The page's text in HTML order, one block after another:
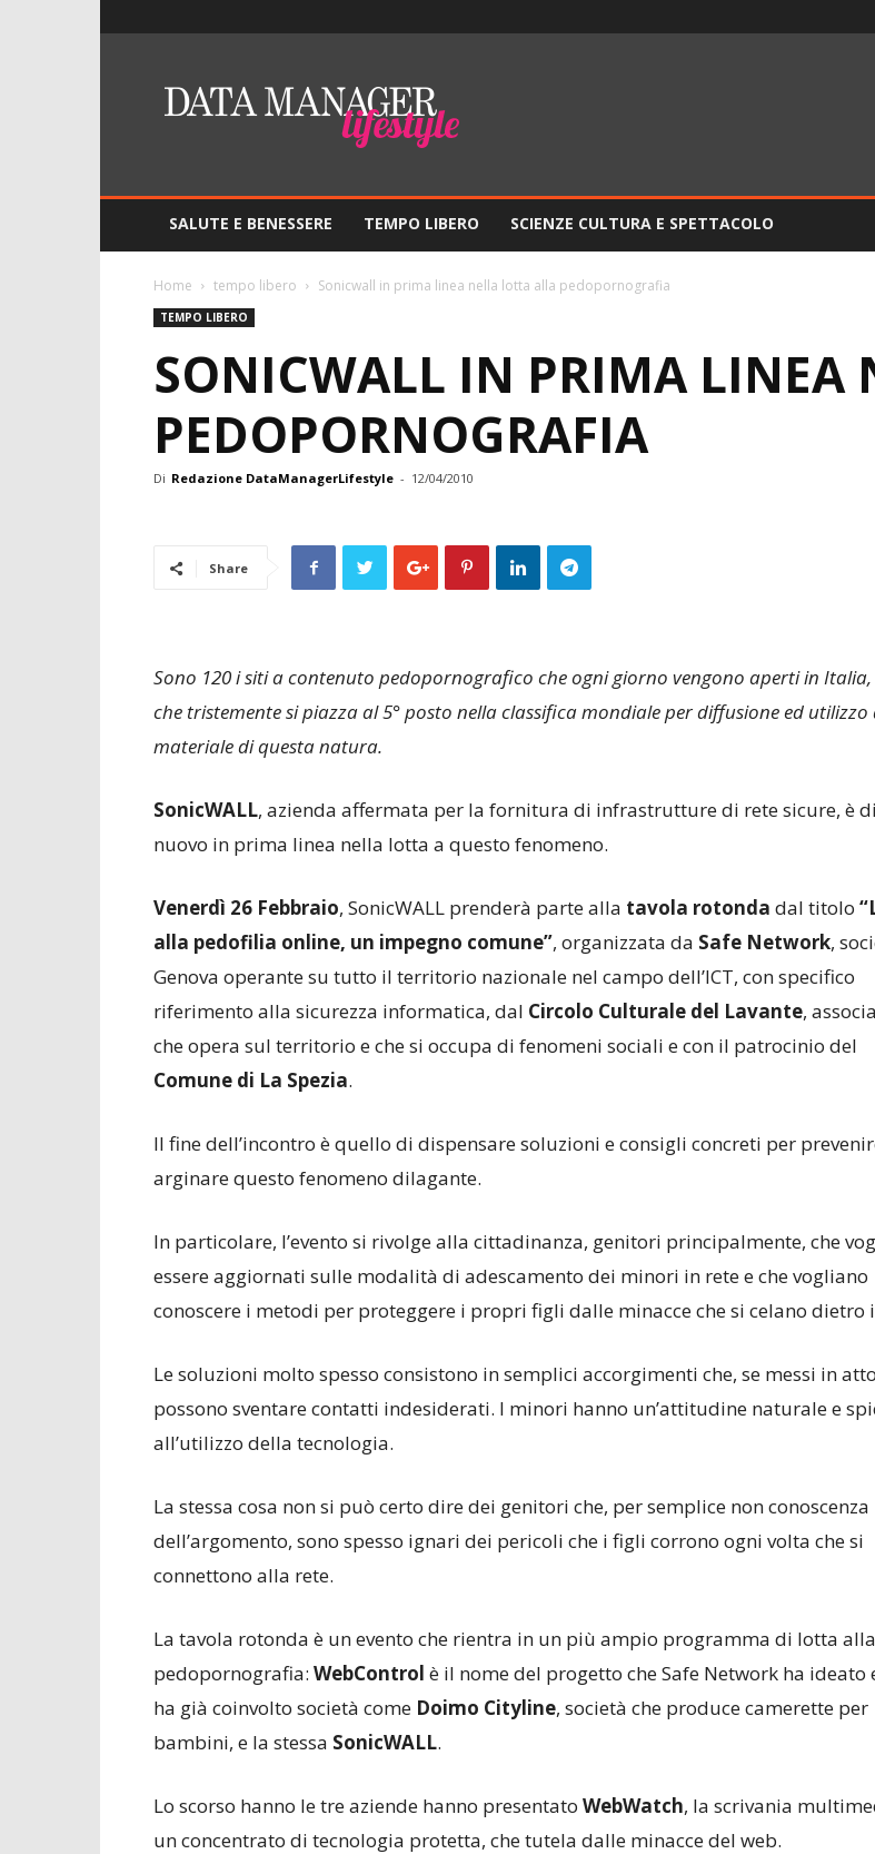
DMO
Online
SALUTE E BENESSERE
TEMPO LIBERO SCIENZE CULTURA E SPETTACOLO
Home tempo libero Sonicwall in prima linea nella lotta alla pedopornografia
TEMPO LIBERO
SONICWALL IN PRIMA LINEA
PEDOPORNOGRAFIA
Di Redazione DataManagerLifestyle - 12/04/2010
Share
Sono 120 i siti a contenuto pedopornografico che ogni giorno vengono aperti in Italia,
che tristemente si piazza al 5° posto nella classifica mondiale per diffusione ed utilizzo
materiale di questa natura.
SonicWALL, azienda affermata per la fornitura di infrastrutture di rete sicure, è di
nuovo in prima linea nella lotta a questo fenomeno.
Venerdì 26 Febbraio, SonicWALL prenderà parte alla tavola rotonda dal titolo
alla pedofilia online, un impegno comune”, organizzata da Safe Network,
Genova operante su tutto il territorio nazionale nel campo dell’ICT, con specifico
riferimento alla sicurezza informatica, dal Circolo Culturale del Lavante,
che opera sul territorio e che si occupa di fenomeni sociali e con il patrocinio del
Comune di La Spezia.
Il fine dell’incontro è quello di dispensare soluzioni e consigli concreti per
arginare questo fenomeno dilagante.
In particolare, l’evento si rivolge alla cittadinanza, genitori principalmente, che
essere aggiornati sulle modalità di adescamento dei minori in rete e che vogliano
conoscere i metodi per proteggere i propri figli dalle minacce che si celano dietro
Le soluzioni molto spesso consistono in semplici accorgimenti che, se messi in
possono sventare contatti indesiderati. I minori hanno un’attitudine naturale e
all’utilizzo della tecnologia.
La stessa cosa non si può certo dire dei genitori che, per semplice non conoscenza
dell’argomento, sono spesso ignari dei pericoli che i figli corrono ogni volta che si
connettono alla rete.
La tavola rotonda è un evento che rientra in un più ampio programma di lotta alla
pedopornografia: WebControl è il nome del progetto che Safe Network ha ideato
ha già coinvolto società come Doimo Cityline, società che produce camerette per
bambini, e la stessa SonicWALL.
Lo scorso hanno le tre aziende hanno presentato WebWatch, la scrivania
un concentrato di tecnologia protetta, che tutela dalle minacce del web.